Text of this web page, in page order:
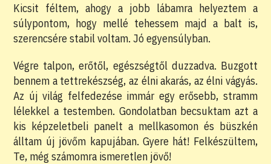
Kicsit féltem, ahogy a jobb lábamra helyeztem a
súlypontom, hogy mellé tehessem majd a balt is,
szerencsére stabil voltam. Jó egyensúlyban.
Végre talpon, erőtől, egészségtől duzzadva. Buzgott
bennem a tettrekészség, az élni akarás, az élni vágyás.
Az új világ felfedezése immár egy erősebb, stramm
lélekkel a testemben. Gondolatban becsuktam azt a
kis képzeletbeli panelt a mellkasomon és büszkén
álltam új jövőm kapujában. Gyere hát! Felkészültem,
Te, még számomra ismeretlen jövő!